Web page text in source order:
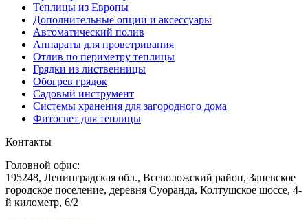
Теплицы из Европы
Дополнительные опции и аксессуары
Автоматический полив
Аппараты для проветривания
Отлив по периметру теплицы
Грядки из лиственницы
Обогрев грядок
Садовый инструмент
Системы хранения для загородного дома
Фитосвет для теплицы
Контакты
Головной офис:
195248, Ленинградская обл., Всеволожский район, Заневское
городское поселение, деревня Суоранда, Колтушское шоссе, 4-
й километр, 6/2